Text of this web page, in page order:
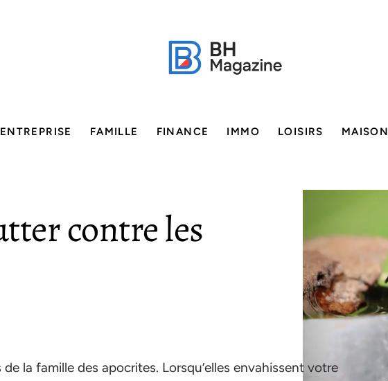
ENTREPRISE FAMILLE FINANCE IMMO LOISIRS MAISON
contre les
la famille des apocrites. Lorsqu’elles envahissent votre